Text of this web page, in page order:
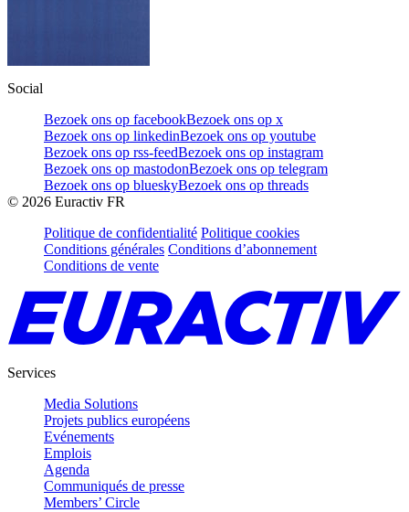
Social
Bezoek ons op facebookBezoek ons op x
Bezoek ons op linkedinBezoek ons op youtube
Bezoek ons op rss-feedBezoek ons op instagram
Bezoek ons op mastodonBezoek ons op telegram
Bezoek ons op blueskyBezoek ons op threads
© 2026 Euractiv FR
Politique de confidentialité Politique cookies
Conditions générales Conditions d’abonnement
Conditions de vente
Services
Media Solutions
Projets publics européens
Evénements
Emplois
Agenda
Communiqués de presse
Members’ Circle